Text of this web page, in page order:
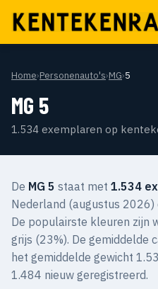
Home›Personenauto's›MG›5
MG 5
1.534 exemplaren op
De MG 5 staat met 1.534
Nederland (augustus
De populairste kleuren zijn
grijs (23%). De gemiddelde
het gemiddelde gewicht
1.484 nieuw geregistreerd.